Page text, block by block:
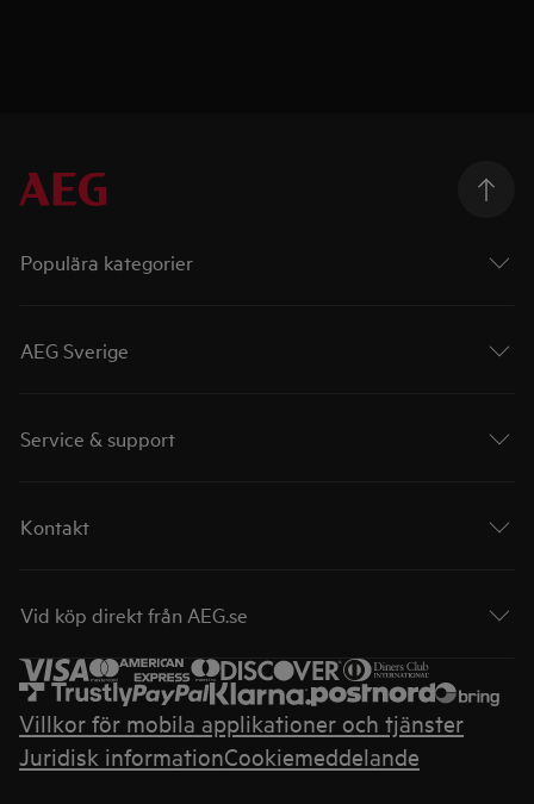
Populära kategorier
AEG Sverige
Service & support
Kontakt
Vid köp direkt från AEG.se
Villkor för mobila applikationer och tjänster
Juridisk informationCookiemeddelande